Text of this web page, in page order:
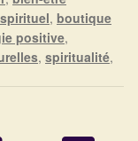
monde invisible
, boutique
positive,
, spiritualité,